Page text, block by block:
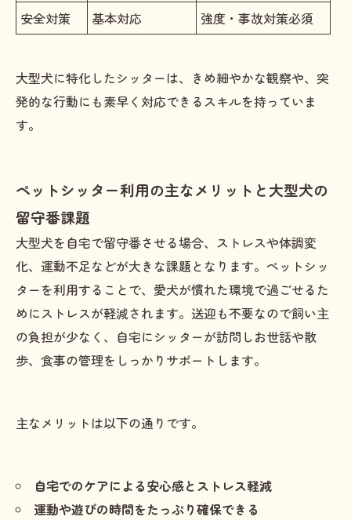
安全対策 基本対応 強度・事故対策必須
大型犬に特化したシッターは、きめ細やかな観察や、突
発的な行動にも素早く対応できるスキルを持っていま
す。
ペットシッター利用の主なメリットと大型犬の
留守番課題
大型犬を自宅で留守番させる場合、ストレスや体調変
化、運動不足などが大きな課題となります。ペットシッ
ターを利用することで、愛犬が慣れた環境で過ごせるた
めにストレスが軽減されます。送迎も不要なので飼い主
の負担が少なく、自宅にシッターが訪問しお世話や散
歩、食事の管理をしっかりサポートします。
主なメリットは以下の通りです。
自宅でのケアによる安心感とストレス軽減
運動や遊びの時間をたっぷり確保できる